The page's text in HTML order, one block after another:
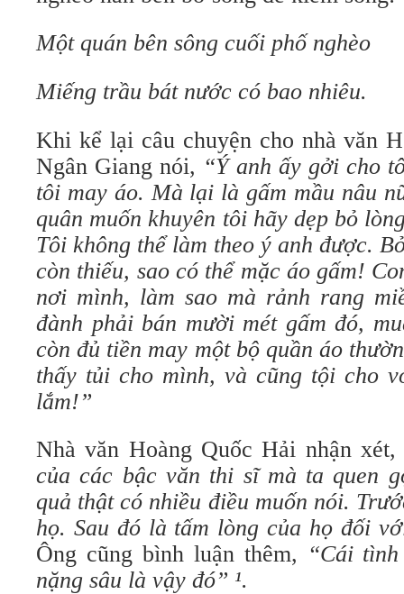
Một quán bên sông cuối phố nghèo
Miếng trầu bát nước có bao nhiêu.
Khi kể lại câu chuyện cho nhà văn
Ngân Giang nói, “Ý anh ấy gởi cho
tôi may áo. Mà lại là gấm mầu nâu
quân muốn khuyên tôi hãy dẹp bỏ
Tôi không thể làm theo ý anh được.
còn thiếu, sao có thể mặc áo gấm!
nơi mình, làm sao mà rảnh rang
đành phải bán mười mét gấm đó,
còn đủ tiền may một bộ quần áo
thấy tủi cho mình, và cũng tội cho
lắm!”
Nhà văn Hoàng Quốc Hải nhận
của các bậc văn thi sĩ mà ta quen
quả thật có nhiều điều muốn nói.
họ. Sau đó là tấm lòng của họ đối
Ông cũng bình luận thêm, “Cái
nặng sâu là vậy đó” ¹.